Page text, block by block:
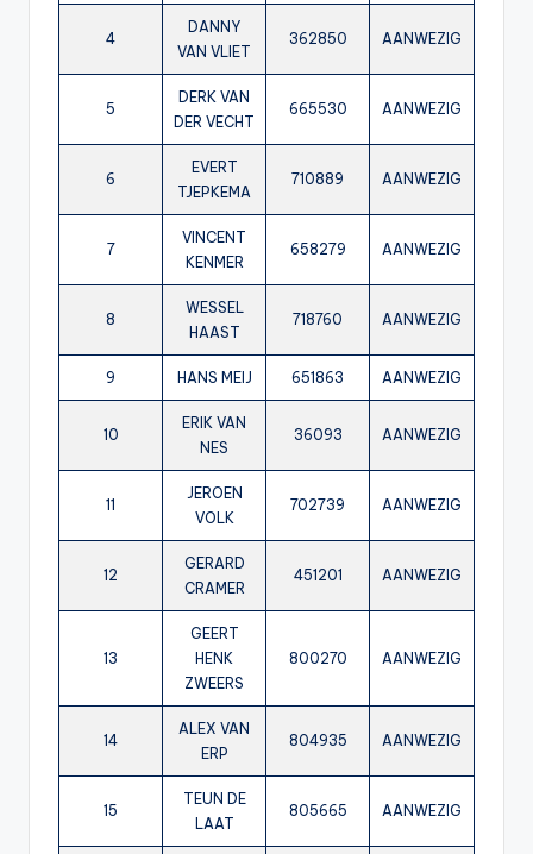
4
DANNY
VAN VLIET
362850 AANWEZIG
5
DERK VAN
DER VECHT
665530 AANWEZIG
6
EVERT
TJEPKEMA
710889 AANWEZIG
7
VINCENT
KENMER
658279 AANWEZIG
8
WESSEL
HAAST
718760 AANWEZIG
9 HANS MEIJ 651863 AANWEZIG
10
ERIK VAN
NES
36093 AANWEZIG
11
JEROEN
VOLK
702739 AANWEZIG
12
GERARD
CRAMER
451201 AANWEZIG
13
GEERT
HENK
ZWEERS
800270 AANWEZIG
14
ALEX VAN
ERP
804935 AANWEZIG
15
TEUN DE
LAAT
805665 AANWEZIG